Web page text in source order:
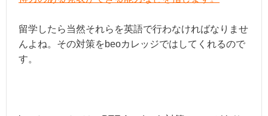
留学したら当然それらを英語で行わなければなりませ
んよね。その対策をbeoカレッジではしてくれるので
す。